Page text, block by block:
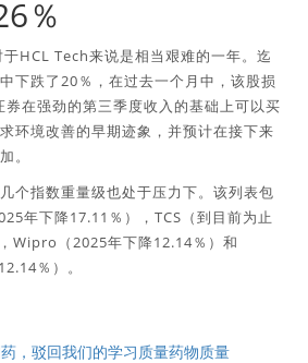
％
HCL Tech来说是相当艰难的一年。迄
下跌了20％，在过去一个月中，该股损
在强劲的第三季度收入的基础上可以买
环境改善的早期迹象，并预计在接下来
。
个指数重量级也处于压力下。该列表包
年下降17.11％），TCS（到目前为止
Wipro（2025年下降12.14％）和
％）。
，驳回我们的学习质量药物质量